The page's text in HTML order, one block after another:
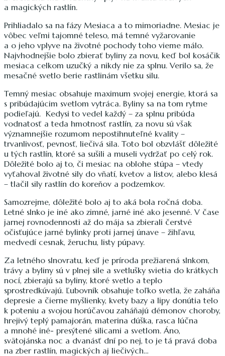
a magických rastlín.
Prihliadalo sa na fázy Mesiaca a to mimoriadne. Mesiac je
vôbec veľmi tajomné teleso, má temné vyžarovanie
a o jeho vplyve na životné pochody toho vieme málo.
Najvhodnejšie bolo zbierať byliny za novu, keď bol kosáčik
mesiaca celkom uzučký a nikdy nie za splnu. Verilo sa, že
mesačné svetlo berie rastlinám všetku silu.
Temný mesiac obsahuje maximum svojej energie, ktorá sa
s pribúdajúcim svetlom vytráca. Byliny sa na tom rytme
podieľajú. Kedysi to vedel každý – za splnu pribúda
vodnatosť a teda hmotnosť rastlín, za novu sú však
významnejšie rozumom nepostihnuteľné kvality –
trvanlivosť, pevnosť, liečivá sila. Toto bol obzvlášť dôležité
u tých rastlín, ktoré sa sušili a museli vydržať po celý rok.
Dôležité bolo aj to, či mesiac na oblohe stúpa – vtedy
vyťahoval životné sily do vňatí, kvetov a listov, alebo klesá
– tlačil sily rastlín do koreňov a podzemkov.
Samozrejme, dôležité bolo aj to aká bola ročná doba.
Letné slnko je iné ako zimné, jarné iné ako jesenné. V čase
jarnej rovnodennosti až do mája sa zbierali čerstvé
očisťujúce jarné bylinky proti jarnej únave – žihľavu,
medvedí cesnak, žeruchu, listy púpavy.
Za letného slnovratu, keď je príroda prežiarená slnkom,
trávy a byliny sú v plnej sile a svetlušky svietia do krátkych
nocí, zbierajú sa byliny, ktoré svetlo a teplo
sprostredkúvajú. Ľubovník obsahuje toľko svetla, že zaháňa
depresie a čierne myšlienky, kvety bazy a lipy donútia telo
k poteniu a svojou horúčavou zaháňajú démonov choroby,
hrejivý teplý pamajorán, materina dúška, rasca lúčna
a mnohé iné- presýtené silicami a svetlom. Áno,
svätojánska noc a dvanásť dní po nej, to je tá pravá doba
na zber rastlín, magických aj liečivých…